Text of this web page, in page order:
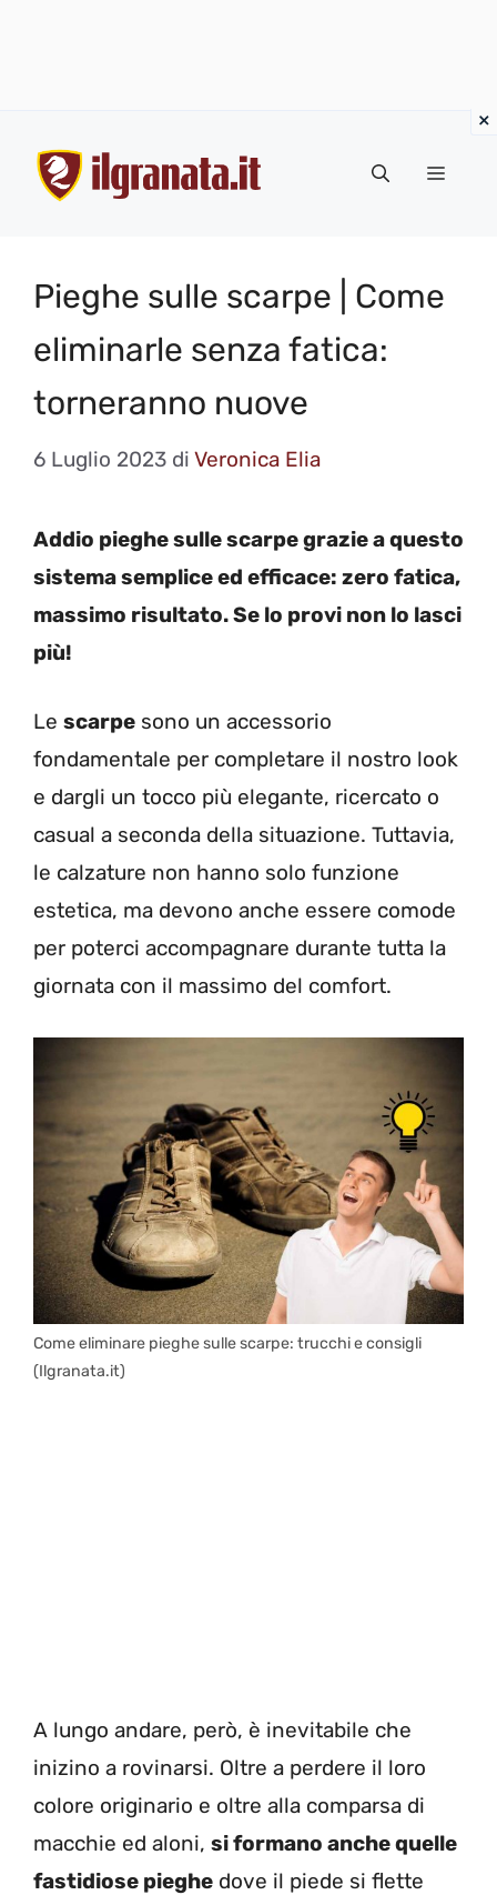
contenuto
Menu
Pieghe sulle scarpe | Come
eliminarle senza fatica:
torneranno nuove
6 Luglio 2023 di Veronica Elia
Addio pieghe sulle scarpe grazie a questo
sistema semplice ed efficace: zero fatica,
massimo risultato. Se lo provi non lo lasci
più!
Le scarpe sono un accessorio
fondamentale per completare il nostro look
e dargli un tocco più elegante, ricercato o
casual a seconda della situazione. Tuttavia,
le calzature non hanno solo funzione
estetica, ma devono anche essere comode
per poterci accompagnare durante tutta la
giornata con il massimo del comfort.
Come eliminare pieghe sulle scarpe: trucchi e consigli
(Ilgranata.it)
A lungo andare, però, è inevitabile che
inizino a rovinarsi. Oltre a perdere il loro
colore originario e oltre alla comparsa di
macchie ed aloni, si formano anche quelle
fastidiose pieghe dove il piede si flette